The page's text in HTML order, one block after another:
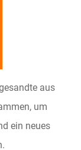
aus
um
ein neues